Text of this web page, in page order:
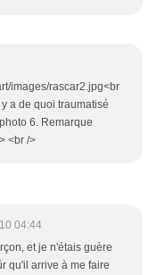
images/rascar2.jpg<br
a de quoi traumatisé
6. Remarque
<br />
04:44
et je n'étais guère
qu'il arrive à me faire